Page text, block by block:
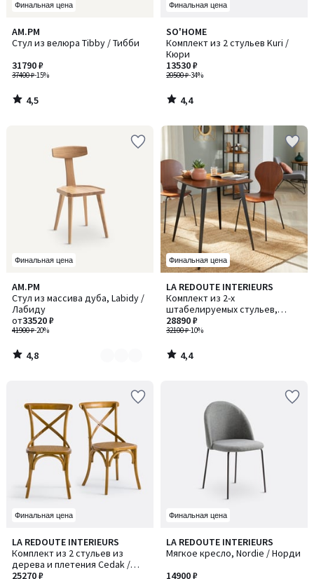
Финальная цена
AM.PM
Стул из велюра Tibby / Тибби
37400 ₽-15%
31790 ₽
4,5
/ 5
4,5
/
Финальная цена
SO'HOME
Комплект из 2 стульев Kuri /
Кюри
20500 ₽-34%
13530 ₽
4,4
/ 5
4,4
/
Финальная цена
AM.PM
Стул из массива дуба, Labidy /
Лабиду
41900 ₽-20%
от33520 ₽
4,8
/ 5
Количество
цветов:
2
4,8
/
Финальная цена
LA REDOUTE INTERIEURS
Комплект из 2-х
штабелируемых стульев,
Lenon / Ленон
32100 ₽-10%
28890 ₽
4,4
/ 5
4,4
/
Финальная цена
LA REDOUTE INTERIEURS
Комплект из 2 стульев из
дерева и плетения Cedak /
Седак
25270 ₽
4,2
/ 5
Финальная цена
LA REDOUTE INTERIEURS
Мягкое кресло, Nordie / Норди
14900 ₽
5
/